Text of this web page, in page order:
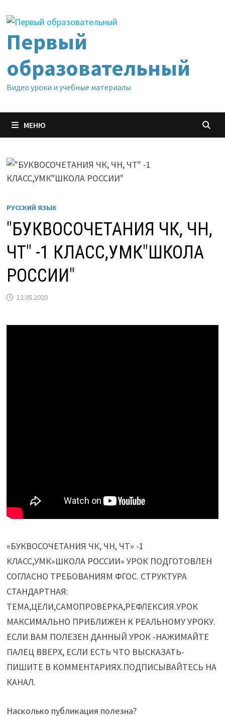
содержимому
Первый
образовательный
Видео уроки и учебные материалы
МЕНЮ
РУССКИЙ ЯЗЫК
"БУКВОСОЧЕТАНИЯ ЧК, ЧН,
ЧТ" -1 КЛАСС,УМК"ШКОЛА
РОССИИ"
12.05.2020
«БУКВОСОЧЕТАНИЯ ЧК, ЧН, ЧТ» -1
КЛАСС,УМК»ШКОЛА РОССИИ» УРОК ПОДГОТОВЛЕН
СОГЛАСНО ТРЕБОВАНИЯМ ФГОС. СТРУКТУРА
СТАНДАРТНАЯ:
ТЕМА,ЦЕЛИ,САМОПРОВЕРКА,РЕФЛЕКСИЯ.УРОК
МАКСИМАЛЬНО ПРИБЛИЖЕН К РЕАЛЬНОМУ УРОКУ.
ЕСЛИ ВАМ ПОЛЕЗЕН ДАННЫЙ УРОК -НАЖИМАЙТЕ
ПАЛЕЦ ВВЕРХ, ЕСЛИ ЕСТЬ ЧТО ВЫСКАЗАТЬ-
ПИШИТЕ В КОММЕНТАРИЯХ.ПОДПИСЫВАЙТЕСЬ НА
КАНАЛ.
Насколько публикация полезна?